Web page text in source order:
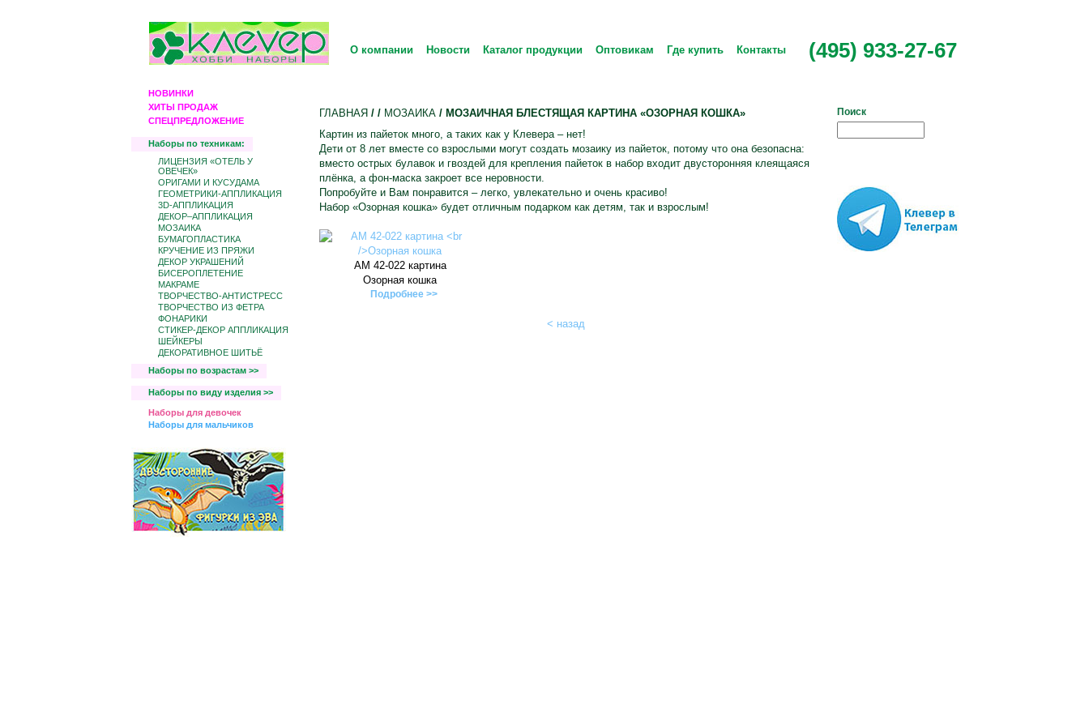
О компании Новости Каталог продукции Оптовикам Где купить Контакты (495) 933-27-67
НОВИНКИ
ХИТЫ ПРОДАЖ
СПЕЦПРЕДЛОЖЕНИЕ
Наборы по техникам:
ЛИЦЕНЗИЯ «ОТЕЛЬ У
ОВЕЧЕК»
ОРИГАМИ И КУСУДАМА
ГЕОМЕТРИКИ-АППЛИКАЦИЯ
3D-АППЛИКАЦИЯ
ДЕКОР–АППЛИКАЦИЯ
МОЗАИКА
БУМАГОПЛАСТИКА
КРУЧЕНИЕ ИЗ ПРЯЖИ
ДЕКОР УКРАШЕНИЙ
БИCЕРОПЛЕТЕНИЕ
МАКРАМЕ
ТВОРЧЕСТВО-АНТИСТРЕСС
ТВОРЧЕСТВО ИЗ ФЕТРА
ФОНАРИКИ
СТИКЕР-ДЕКОР АППЛИКАЦИЯ
ШЕЙКЕРЫ
ДЕКОРАТИВНОЕ ШИТЬЁ
Наборы по возрастам >>
Наборы по виду изделия >>
Наборы для девочек
Наборы для мальчиков
ГЛАВНАЯ / / МОЗАИКА/ МОЗАИЧНАЯ БЛЕСТЯЩАЯ КАРТИНА «ОЗОРНАЯ КОШКА»
Картин из пайеток много, а таких как у Клевера – нет!
Дети от 8 лет вместе со взрослыми могут создать мозаику из пайеток, потому что она безопасна:
вместо острых булавок и гвоздей для крепления пайеток в набор входит двусторонняя клеящаяся
плёнка, а фон-маска закроет все неровности.
Попробуйте и Вам понравится – легко, увлекательно и очень красиво!
Набор «Озорная кошка» будет отличным подарком как детям, так и взрослым!
АМ 42-022 картина
Озорная кошка
Подробнее >>
< назад
Поиск